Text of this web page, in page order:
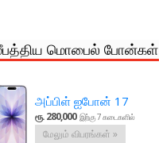
மொபைல் போன்கள்
அப்பிள் ஐபோன் 17
ரூ. 280,000 இற்கு 7 கடைகளில்
மேலும் விபரங்கள் »